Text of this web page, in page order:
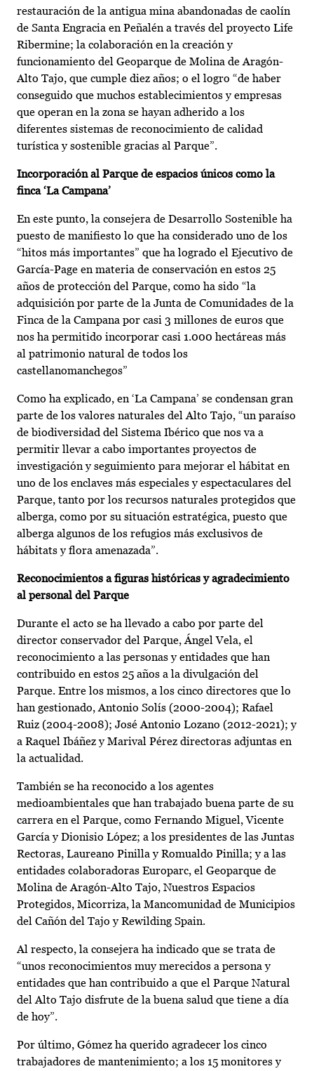
restauración de la antigua mina abandonadas de caolín
de Santa Engracia en Peñalén a través del proyecto Life
Ribermine; la colaboración en la creación y
funcionamiento del Geoparque de Molina de Aragón-
Alto Tajo, que cumple diez años; o el logro “de haber
conseguido que muchos establecimientos y empresas
que operan en la zona se hayan adherido a los
diferentes sistemas de reconocimiento de calidad
turística y sostenible gracias al Parque”.
Incorporación al Parque de espacios únicos como la
finca ‘La Campana’
En este punto, la consejera de Desarrollo Sostenible ha
puesto de manifiesto lo que ha considerado uno de los
“hitos más importantes” que ha logrado el Ejecutivo de
García-Page en materia de conservación en estos 25
años de protección del Parque, como ha sido “la
adquisición por parte de la Junta de Comunidades de la
Finca de la Campana por casi 3 millones de euros que
nos ha permitido incorporar casi 1.000 hectáreas más
al patrimonio natural de todos los
castellanomanchegos”
Como ha explicado, en ‘La Campana’ se condensan gran
parte de los valores naturales del Alto Tajo, “un paraíso
de biodiversidad del Sistema Ibérico que nos va a
permitir llevar a cabo importantes proyectos de
investigación y seguimiento para mejorar el hábitat en
uno de los enclaves más especiales y espectaculares del
Parque, tanto por los recursos naturales protegidos que
alberga, como por su situación estratégica, puesto que
alberga algunos de los refugios más exclusivos de
hábitats y flora amenazada”.
Reconocimientos a figuras históricas y agradecimiento
al personal del Parque
Durante el acto se ha llevado a cabo por parte del
director conservador del Parque, Ángel Vela, el
reconocimiento a las personas y entidades que han
contribuido en estos 25 años a la divulgación del
Parque. Entre los mismos, a los cinco directores que lo
han gestionado, Antonio Solís (2000-2004); Rafael
Ruiz (2004-2008); José Antonio Lozano (2012-2021); y
a Raquel Ibáñez y Marival Pérez directoras adjuntas en
la actualidad.
También se ha reconocido a los agentes
medioambientales que han trabajado buena parte de su
carrera en el Parque, como Fernando Miguel, Vicente
García y Dionisio López; a los presidentes de las Juntas
Rectoras, Laureano Pinilla y Romualdo Pinilla; y a las
entidades colaboradoras Europarc, el Geoparque de
Molina de Aragón-Alto Tajo, Nuestros Espacios
Protegidos, Micorriza, la Mancomunidad de Municipios
del Cañón del Tajo y Rewilding Spain.
Al respecto, la consejera ha indicado que se trata de
“unos reconocimientos muy merecidos a persona y
entidades que han contribuido a que el Parque Natural
del Alto Tajo disfrute de la buena salud que tiene a día
de hoy”.
Por último, Gómez ha querido agradecer los cinco
trabajadores de mantenimiento; a los 15 monitores y